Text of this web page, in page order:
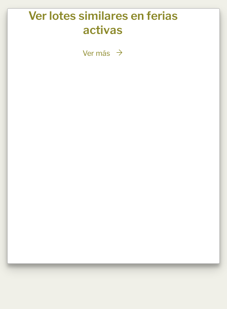
Ver lotes similares en ferias
activas
Ver más